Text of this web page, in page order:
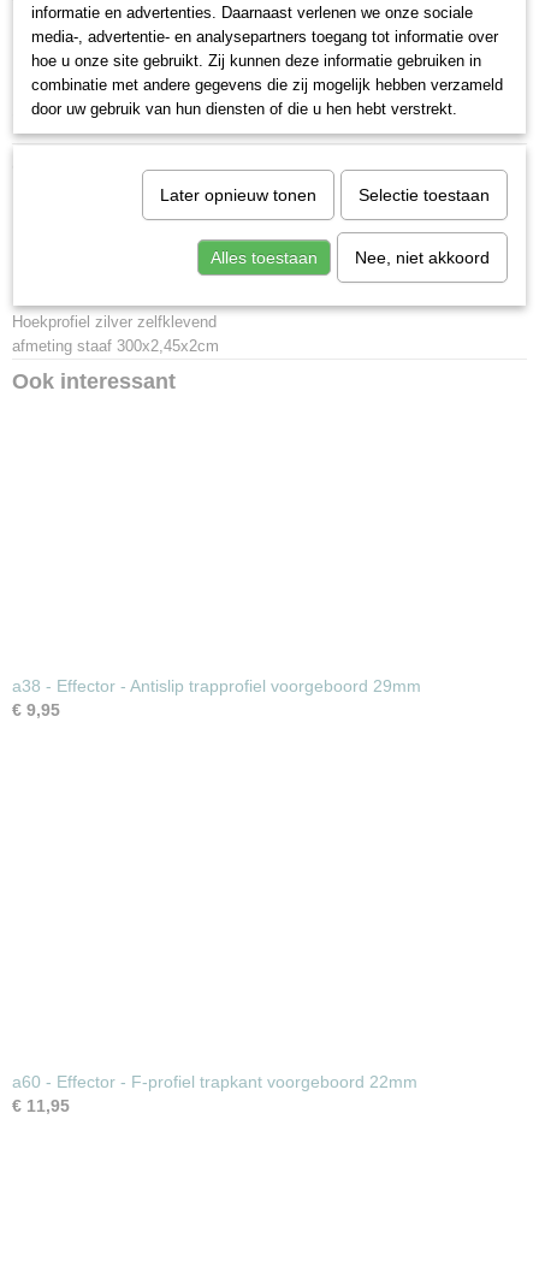
Levertijd 3 tot 5 dagen
Specificaties
Hoekprofiel zilver zelfklevend
afmeting staaf 300x2,45x2cm
Ook interessant
a38 - Effector - Antislip trapprofiel voorgeboord 29mm
€ 9,95
a60 - Effector - F-profiel trapkant voorgeboord 22mm
€ 11,95
informatie en advertenties. Daarnaast verlenen we onze sociale
media-, advertentie- en analysepartners toegang tot informatie over
hoe u onze site gebruikt. Zij kunnen deze informatie gebruiken in
combinatie met andere gegevens die zij mogelijk hebben verzameld
door uw gebruik van hun diensten of die u hen hebt verstrekt.
Later opnieuw tonen Selectie toestaan
Alles toestaan Nee, niet akkoord